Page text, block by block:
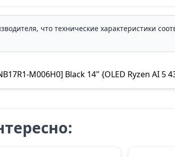
что технические характеристики
M006H0] Black 14" {OLED Ryzen AI